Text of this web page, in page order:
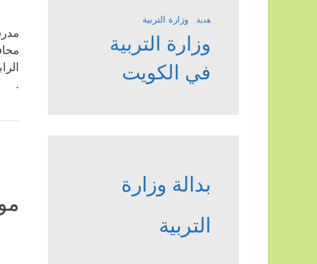
.
هدية وزارة التربية
وزارة التربية
في الكويت
بدالة وزارة
التربية